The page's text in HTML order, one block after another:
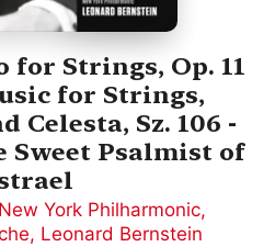
for Strings, Op. 11
for Strings,
Celesta, Sz. 106 -
Sweet Psalmist of
New York Philharmonic,
, Leonard Bernstein